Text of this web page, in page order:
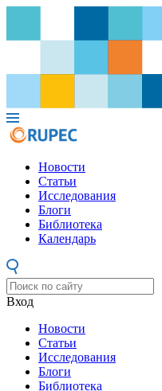
Новости
Статьи
Исследования
Блоги
Библиотека
Календарь
Вход
Новости
Статьи
Исследования
Блоги
Библиотека